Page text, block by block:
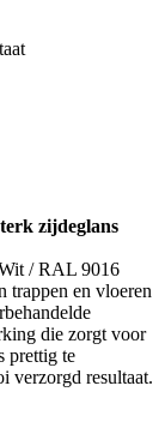
zijdeglans
/ RAL 9016
trappen en vloeren
die zorgt voor
prettig te
verzorgd resultaat.